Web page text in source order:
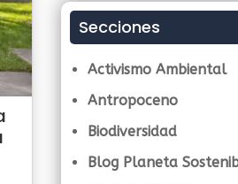
Secciones
Activismo Ambiental
Antropoceno
Biodiversidad
Blog Planeta